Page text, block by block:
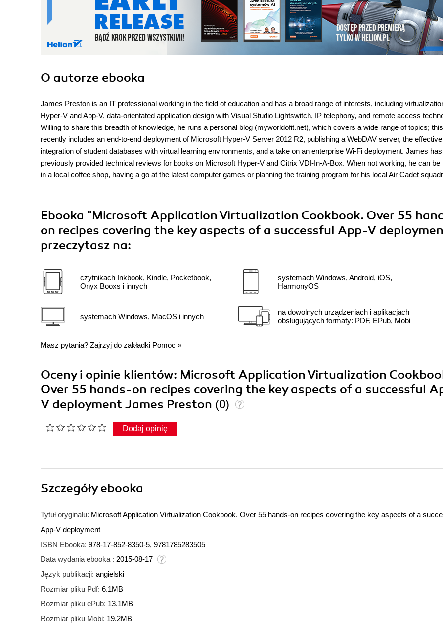
O autorze ebooka
James Preston is an IT professional working in the field of education and has a broad range of interests, including
Hyper-V and App-V, data-orientated application design with Visual Studio Lightswitch, IP telephony, and remote access
Willing to share this breadth of knowledge, he runs a personal blog (myworldofit.net), which covers a wide range of topics;
recently includes an end-to-end deployment of Microsoft Hyper-V Server 2012 R2, publishing a WebDAV server, the effective
integration of student databases with virtual learning environments, and a take on an enterprise Wi-Fi deployment. James has
previously provided technical reviews for books on Microsoft Hyper-V and Citrix VDI-In-A-Box. When not working, he can be
in a local coffee shop, having a go at the latest computer games or planning the training program for his local Air Cadet
Ebooka "Microsoft Application Virtualization Cookbook. Over 55
on recipes covering the key aspects of a successful App-V
przeczytasz na:
czytnikach Inkbook, Kindle, Pocketbook,
Onyx Booxs i innych
systemach Windows, MacOS i innych
systemach Windows, Android, iOS,
HarmonyOS
na dowolnych urządzeniach i aplikacjach
obsługujących formaty: PDF, EPub, Mobi
Masz pytania? Zajrzyj do zakładki Pomoc »
Oceny i opinie klientów: Microsoft Application Virtualization
Over 55 hands-on recipes covering the key aspects of a successful
V deployment James Preston (0)
Dodaj opinię
Szczegółyebooka
Tytuł oryginału: Microsoft Application Virtualization Cookbook. Over 55 hands-on recipes covering the key aspects of a
App-V deployment
ISBN Ebooka: 978-17-852-8350-5, 9781785283505
Data wydania ebooka : 2015-08-17
Język publikacji: angielski
Rozmiar pliku Pdf: 6.1MB
Rozmiar pliku ePub: 13.1MB
Rozmiar pliku Mobi: 19.2MB